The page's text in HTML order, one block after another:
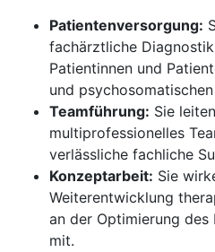
Patientenversorgung:
fachärztliche
Patientinnen und
und
Teamführung: Sie
multiprofessionelles
verlässliche fachliche
Konzeptarbeit: Sie
Weiterentwicklung
an der Optimierung des
mit.